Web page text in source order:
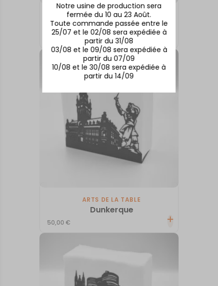
Notre usine de production sera
fermée du 10 au 23 Août.
Toute commande passée entre le
25/07 et le 02/08 sera expédiée à
partir du 31/08
03/08 et le 09/08 sera expédiée à
partir du 07/09
10/08 et le 30/08 sera expédiée à
partir du 14/09
ARTS DE LA TABLE
Bordeaux
18,00
ARTS DE LA TABLE
Dunkerque
50,00€